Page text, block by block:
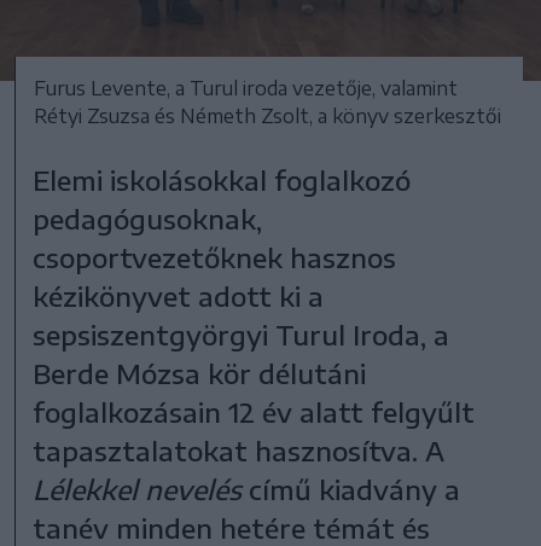
Furus Levente, a Turul iroda vezetője, valamint
Rétyi Zsuzsa és Németh Zsolt, a könyv szerkesztői
Elemi iskolásokkal foglalkozó
pedagógusoknak,
csoportvezetőknek hasznos
kézikönyvet adott ki a
sepsiszentgyörgyi Turul Iroda, a
Berde Mózsa kör délutáni
foglalkozásain 12 év alatt felgyűlt
tapasztalatokat hasznosítva. A
Lélekkel neveléscímű kiadvány a
tanév minden hetére témát és